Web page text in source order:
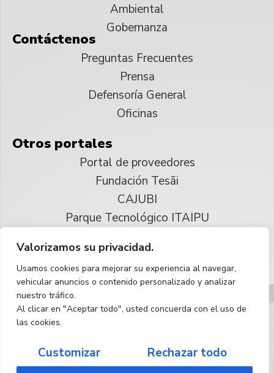
Valorizamos su privacidad.
Usamos cookies para mejorar su experiencia al navegar,
vehicular anuncios o contenido personalizado y analizar
nuestro tráfico.
Al clicar en "Aceptar todo", usted concuerda con el uso de
las cookies.
Customizar
Rechazar todo
Ambiental
Gobernanza
Contáctenos
Preguntas Frecuentes
Prensa
Defensoría General
Oficinas
Otros portales
Portal de proveedores
Fundación Tesãi
CAJUBI
Parque Tecnológico ITAIPU
Reservados todos los derechos
Español